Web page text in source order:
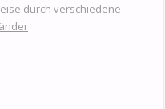
durch verschiedene